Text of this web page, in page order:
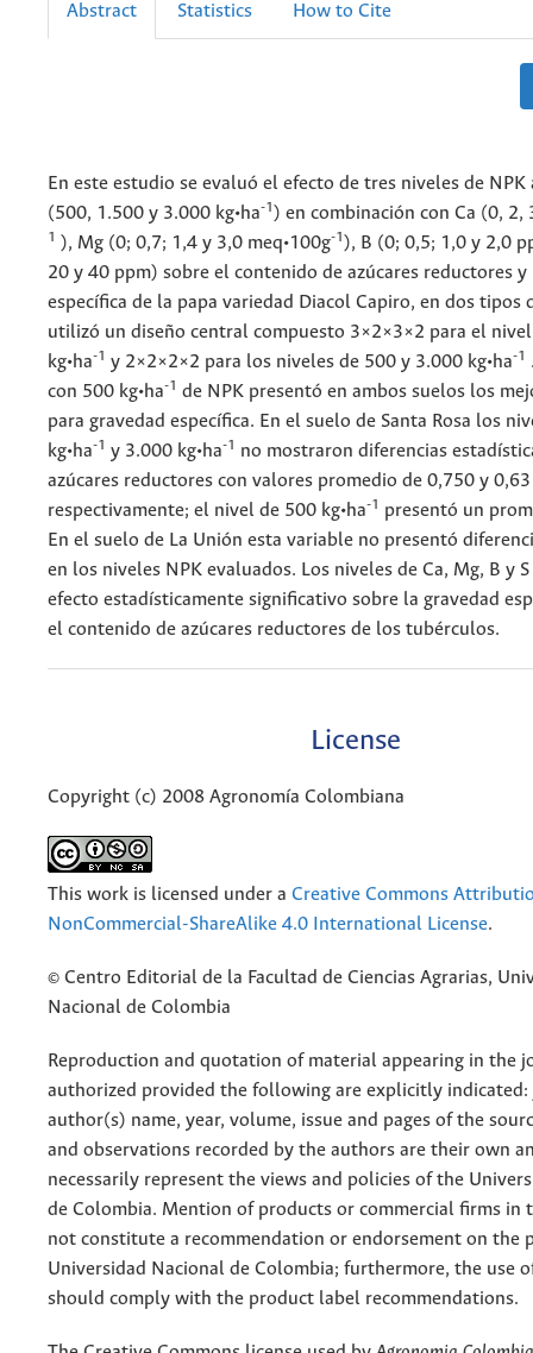
Abstract Statistics How to Cite
En este estudio se evaluó el efecto de tres niveles de NPK
(500, 1.500 y 3.000 kg•ha-1 ) en combinación con Ca (0, 2,
1 ), Mg (0; 0,7; 1,4 y 3,0 meq•100g-1 ), B (0; 0,5; 1,0 y 2,0
20 y 40 ppm) sobre el contenido de azúcares reductores y
específica de la papa variedad Diacol Capiro, en dos tipos
utilizó un diseño central compuesto 3×2×3×2 para el
kg•ha-1 y 2×2×2×2 para los niveles de 500 y 3.000 kg•ha-1
con 500 kg•ha-1 de NPK presentó en ambos suelos los
para gravedad específica. En el suelo de Santa Rosa los
kg•ha-1 y 3.000 kg•ha-1 no mostraron diferencias
azúcares reductores con valores promedio de 0,750 y
respectivamente; el nivel de 500 kg•ha-1 presentó un
En el suelo de La Unión esta variable no presentó
en los niveles NPK evaluados. Los niveles de Ca, Mg, B y
efecto estadísticamente significativo sobre la gravedad
el contenido de azúcares reductores de los tubérculos.
License
Copyright (c) 2008 Agronomía Colombiana
This work is licensed under a Creative Commons
NonCommercial-ShareAlike 4.0 International License.
© Centro Editorial de la Facultad de Ciencias Agrarias,
Nacional de Colombia
Reproduction and quotation of material appearing in the
authorized provided the following are explicitly indicated:
author(s) name, year, volume, issue and pages of the
and observations recorded by the authors are their own
necessarily represent the views and policies of the
de Colombia. Mention of products or commercial firms in
not constitute a recommendation or endorsement on the
Universidad Nacional de Colombia; furthermore, the use
should comply with the product label recommendations.